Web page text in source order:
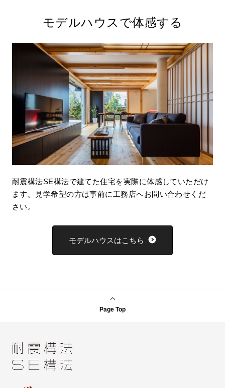
モデルハウスで体感する
耐震構法SE構法で建てた住宅を実際に体感していただけ
ます。見学希望の方は事前に工務店へお問い合わせくだ
さい。
モデルハウスはこちら
Page Top